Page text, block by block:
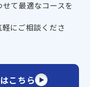
て最適なコースを
にご相談くださ
こちら